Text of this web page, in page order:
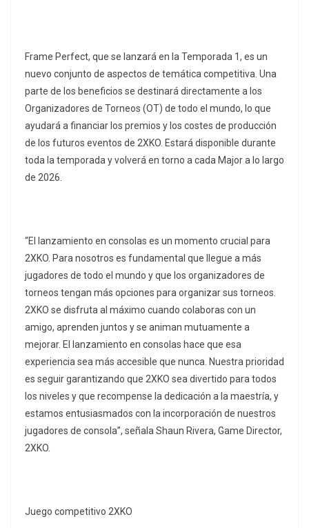
Frame Perfect, que se lanzará en la Temporada 1, es un
nuevo conjunto de aspectos de temática competitiva. Una
parte de los beneficios se destinará directamente a los
Organizadores de Torneos (OT) de todo el mundo, lo que
ayudará a financiar los premios y los costes de producción
de los futuros eventos de 2XKO. Estará disponible durante
toda la temporada y volverá en torno a cada Major a lo largo
de 2026.
“El lanzamiento en consolas es un momento crucial para
2XKO. Para nosotros es fundamental que llegue a más
jugadores de todo el mundo y que los organizadores de
torneos tengan más opciones para organizar sus torneos.
2XKO se disfruta al máximo cuando colaboras con un
amigo, aprenden juntos y se animan mutuamente a
mejorar. El lanzamiento en consolas hace que esa
experiencia sea más accesible que nunca. Nuestra prioridad
es seguir garantizando que 2XKO sea divertido para todos
los niveles y que recompense la dedicación a la maestría, y
estamos entusiasmados con la incorporación de nuestros
jugadores de consola”, señala Shaun Rivera, Game Director,
2XKO.
Juego competitivo 2XKO